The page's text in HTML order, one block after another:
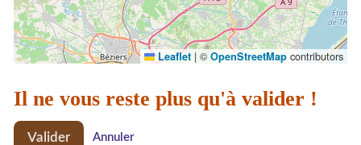
Leaflet | © OpenStreetMap contributors
Il ne vous reste plus qu'à valider !
Valider Annuler